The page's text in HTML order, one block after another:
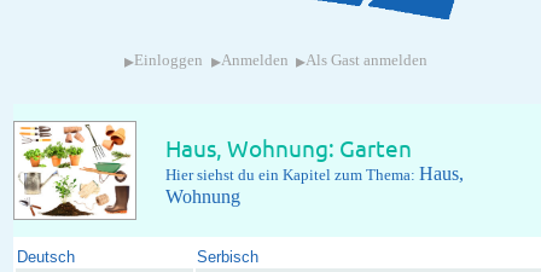
▸ Einloggen ▸Anmelden ▸Als Gast anmelden
Haus, Wohnung: Garten
Hier siehst du ein Kapitel zum Thema: Haus,
Wohnung
Deutsch
Serbisch